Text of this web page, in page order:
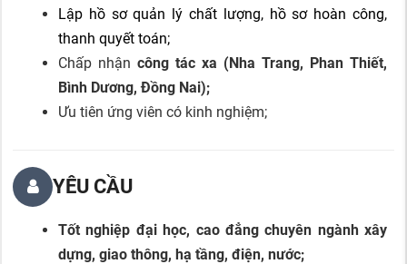
Lập hồ sơ quản lý chất lượng, hồ sơ hoàn công,
thanh quyết toán;
Chấp nhận công tác xa (Nha Trang, Phan Thiết,
Bình Dương, Đồng Nai);
Ưu tiên ứng viên có kinh nghiệm;
YÊU CẦU
Tốt nghiệp đại học, cao đẳng chuyên ngành xây
dựng, giao thông, hạ tầng, điện, nước;